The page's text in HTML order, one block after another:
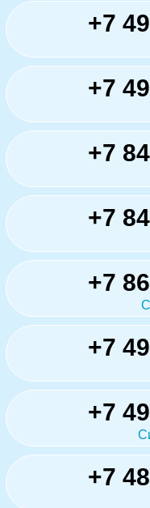
+7
+7
+7
+7
+7
+7
+7
+7